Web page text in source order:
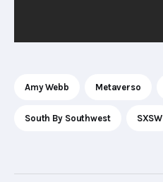
Amy Webb Metaverso
South By Southwest SXSW